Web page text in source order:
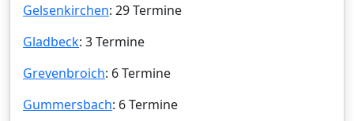
Gelsenkirchen: 29 Termine
Gladbeck: 3 Termine
Grevenbroich: 6 Termine
Gummersbach: 6 Termine